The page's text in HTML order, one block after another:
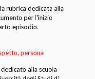
rubrica dedicata alla
per l'inizio
episodio.
persona
alla scuola